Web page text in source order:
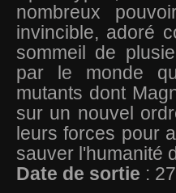
nombreux
invincible, adoré
sommeil de
par le monde
mutants dont
sur un nouvel
leurs forces pour
sauver l'humanité
Date de sortie :